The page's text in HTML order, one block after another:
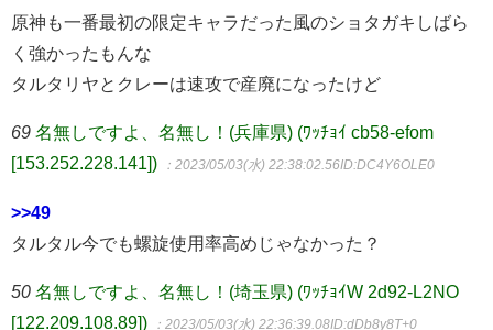
原神も一番最初の限定キャラだった風のショタガキしばら
く強かったもんな
タルタリヤとクレーは速攻で産廃になったけど
69 名無しですよ、名無し！(兵庫県) (ﾜｯﾁｮｲ cb58-efom
[153.252.228.141])
：2023/05/03(水) 22:38:02.56ID:DC4Y6OLE0
>>49
タルタル今でも螺旋使用率高めじゃなかった？
50 名無しですよ、名無し！(埼玉県) (ﾜｯﾁｮｲW 2d92-L2NO
[122.209.108.89])
：2023/05/03(水) 22:36:39.08ID:dDb8y8T+0